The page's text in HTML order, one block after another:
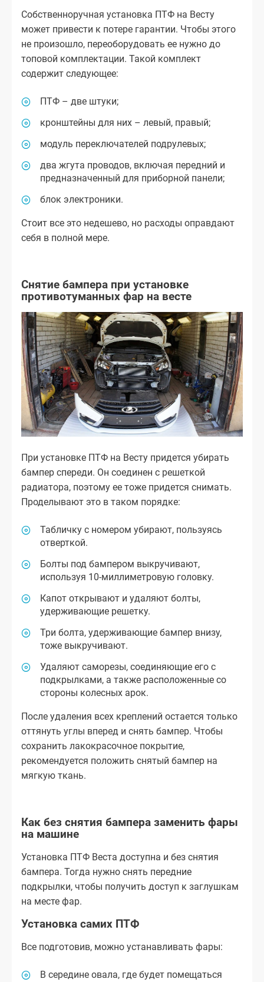
Собственноручная установка ПТФ на Весту
может привести к потере гарантии. Чтобы этого
не произошло, переоборудовать ее нужно до
топовой комплектации. Такой комплект
содержит следующее:
ПТФ – две штуки;
кронштейны для них – левый, правый;
модуль переключателей подрулевых;
два жгута проводов, включая передний и
предназначенный для приборной панели;
блок электроники.
Стоит все это недешево, но расходы оправдают
себя в полной мере.
Снятие бампера при установке
противотуманных фар на весте
При установке ПТФ на Весту придется убирать
бампер спереди. Он соединен с решеткой
радиатора, поэтому ее тоже придется снимать.
Проделывают это в таком порядке:
Табличку с номером убирают, пользуясь
отверткой.
Болты под бампером выкручивают,
используя 10-миллиметровую головку.
Капот открывают и удаляют болты,
удерживающие решетку.
Три болта, удерживающие бампер внизу,
тоже выкручивают.
Удаляют саморезы, соединяющие его с
подкрылками, а также расположенные со
стороны колесных арок.
После удаления всех креплений остается только
оттянуть углы вперед и снять бампер. Чтобы
сохранить лакокрасочное покрытие,
рекомендуется положить снятый бампер на
мягкую ткань.
Как без снятия бампера заменить фары
на машине
Установка ПТФ Веста доступна и без снятия
бампера. Тогда нужно снять передние
подкрылки, чтобы получить доступ к заглушкам
на месте фар.
Установка самих ПТФ
Все подготовив, можно устанавливать фары:
В середине овала, где будет помещаться